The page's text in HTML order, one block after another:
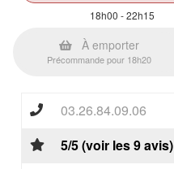
18h00 - 22h15
À emporter
Précommande pour 18h20
03.26.84.09.06
5/5 (voir les 9 avis)